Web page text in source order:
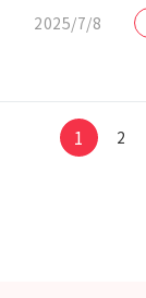
2025/7/8
1 2